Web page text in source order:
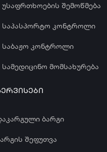
უსაფრთხოების შემოწმება
საპასპორტო კონტროლი
საბაჟო კონტროლი
სამედიცინო მომსახურება
ბარგი
შეფუთვა